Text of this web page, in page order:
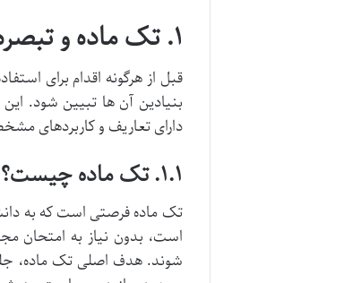
۱. تک ماده و تبصره چیست و چه تفاوتی دارند؟
قبل از هرگونه اقدام برای
بنیادین آن ها تبیین شود.
دارای تعاریف و کاربردهای
۱.۱. تک ماده چیست؟
است، بدون نیاز به امتحان
شوند. هدف اصلی تک ماده،